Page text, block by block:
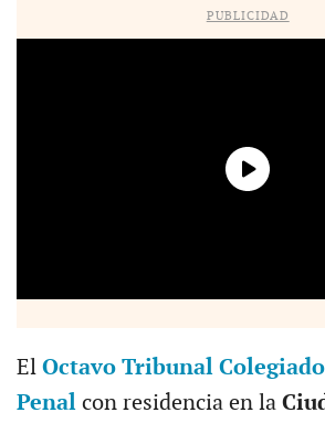
PUBLICIDAD
El Octavo Tribunal
Penal con residencia en la